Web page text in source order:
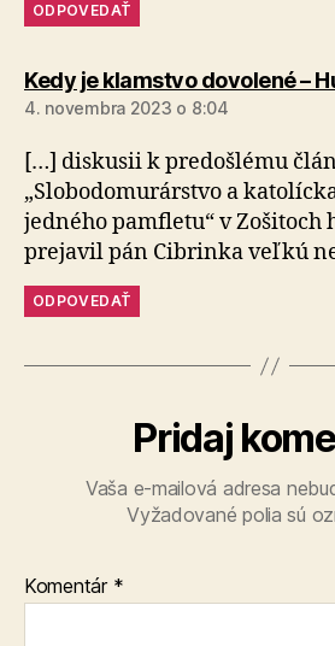
ODPOVEDAŤ
Kedy je klamstvo dovolené –
4. novembra 2023 o 8:04
[…] diskusii k predošlému
„Slobodomurárstvo a
jedného pamfletu“ v Zo­ši­toch
prejavil pán Cibrinka veľkú
ODPOVEDAŤ
Pridaj
Vaša e-mailová adresa
Vyžadované polia sú
Komentár *